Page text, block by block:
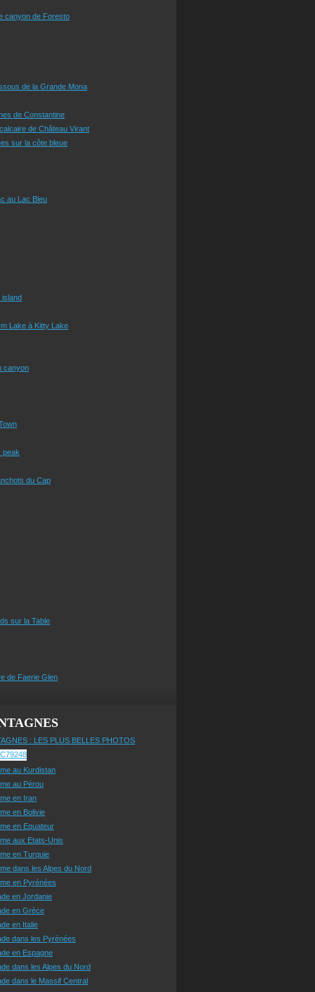
canyon de Foresto
de la Grande Mona
de Constantine
de Château Virant
sur la côte bleue
au Lac Bleu
island
Lake à Kitty Lake
canyon
peak
du Cap
sur la Table
de Faerie Glen
: LES PLUS BELLES PHOTOS
au Kurdistan
au Pérou
en Iran
en Bolivie
en Equateur
aux Etats-Unis
en Turquie
dans les Alpes du Nord
en Pyrénées
en Jordanie
en Grèce
en Italie
dans les Pyrénées
en Espagne
dans les Alpes du Nord
dans le Massif Central